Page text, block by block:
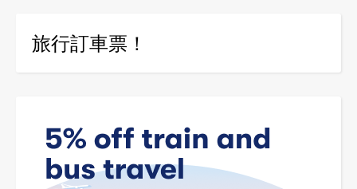
旅行訂車票！